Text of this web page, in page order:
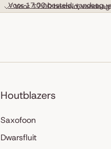
Voor 17:00 besteld,
Voor 17:00 besteld, vandaag
Houtblazers
Saxofoon
Dwarsfluit